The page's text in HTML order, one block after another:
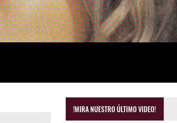
!MIRA NUESTRO ÚLTIMO VIDEO!